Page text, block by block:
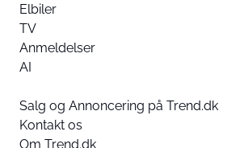
Elbiler
TV
Anmeldelser
AI
Salg og Annoncering på Trend.dk
Kontakt os
Om Trend.dk